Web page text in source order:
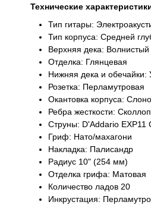
Технические
Тип гитары:
Тип корпуса: Средней
Верхняя дека: Волнистый
Отделка: Глянцевая
Нижняя дека и обечайки:
Розетка: Перламутровая
Окантовка корпуса:
Ребра жесткости:
Струны: D'Addario EXP11
Гриф: Нато/махагони
Накладка: Палисандр
Радиус 10" (254 мм)
Отделка грифа: Матовая
Количество ладов 20
Инкрустация: